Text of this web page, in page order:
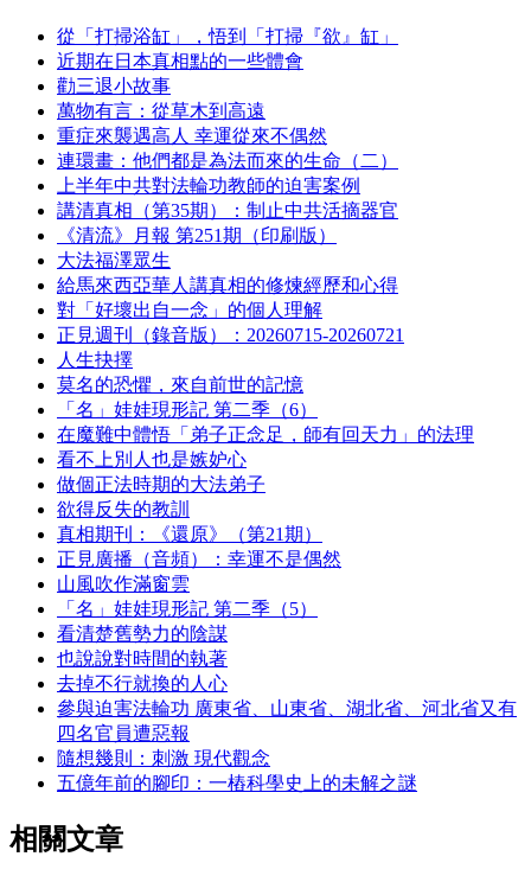
從「打掃浴缸」，悟到「打掃『欲』缸」
近期在日本真相點的一些體會
勸三退小故事
萬物有言：從草木到高遠
重症來襲遇高人 幸運從來不偶然
連環畫：他們都是為法而來的生命（二）
上半年中共對法輪功教師的迫害案例
講清真相（第35期）：制止中共活摘器官
《清流》月報 第251期（印刷版）
大法福澤眾生
給馬來西亞華人講真相的修煉經歷和心得
對「好壞出自一念」的個人理解
正見週刊（錄音版）：20260715-20260721
人生抉擇
莫名的恐懼，來自前世的記憶
「名」娃娃現形記 第二季（6）
在魔難中體悟「弟子正念足，師有回天力」的法理
看不上別人也是嫉妒心
做個正法時期的大法弟子
欲得反失的教訓
真相期刊：《還原》（第21期）
正見廣播（音頻）：幸運不是偶然
山風吹作滿窗雲
「名」娃娃現形記 第二季（5）
看清楚舊勢力的陰謀
也說說對時間的執著
去掉不行就換的人心
參與迫害法輪功 廣東省、山東省、湖北省、河北省又有
四名官員遭惡報
隨想幾則：刺激 現代觀念
五億年前的腳印：一樁科學史上的未解之謎
相關文章